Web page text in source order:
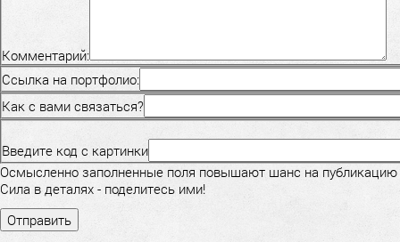
Комментарий:
Ссылка на портфолио:
Как с вами связаться?
Введите код с картинки
Осмысленно заполненные поля повышают шанс на публикацию
Сила в деталях - поделитесь ими!